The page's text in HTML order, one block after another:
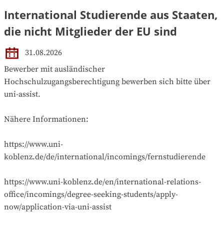
International Studierende aus Staaten,
die nicht Mitglieder der EU sind
31.08.2026
Bewerber mit ausländischer
Hochschulzugangsberechtigung bewerben sich bitte über
uni-assist.
Nähere Informationen:
https://www.uni-
koblenz.de/de/international/incomings/fernstudierende
https://www.uni-koblenz.de/en/international-relations-
office/incomings/degree-seeking-students/apply-
now/application-via-uni-assist